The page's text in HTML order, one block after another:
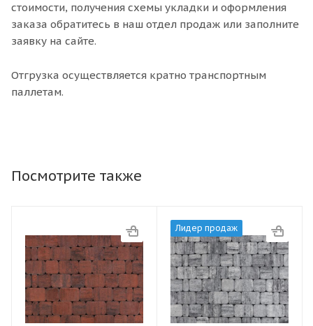
стоимости, получения схемы укладки и оформления
заказа обратитесь в наш отдел продаж или заполните
заявку на сайте.
Отгрузка осуществляется кратно транспортным
паллетам.
Посмотрите также
Лидер продаж